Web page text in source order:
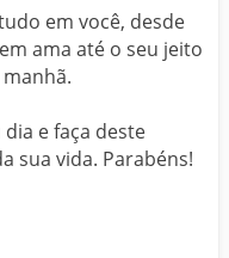
em você, desde
ama até o seu jeito
e faça deste
sua vida. Parabéns!